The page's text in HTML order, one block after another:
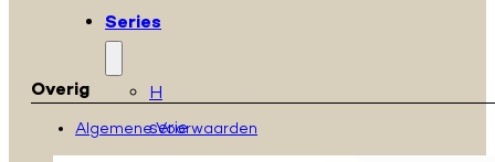
Series
H
serie
Overig
Algemene Voorwaarden